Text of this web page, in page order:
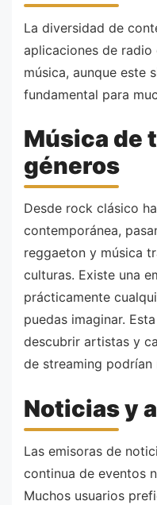
La diversidad de
aplicaciones de
música, aunque este
fundamental para
Música de
géneros
Desde rock clásico
contemporánea,
reggaeton y música
culturas. Existe una
prácticamente
puedas imaginar.
descubrir artistas y
de streaming podrían
Noticias y
Las emisoras de
continua de eventos
Muchos usuarios